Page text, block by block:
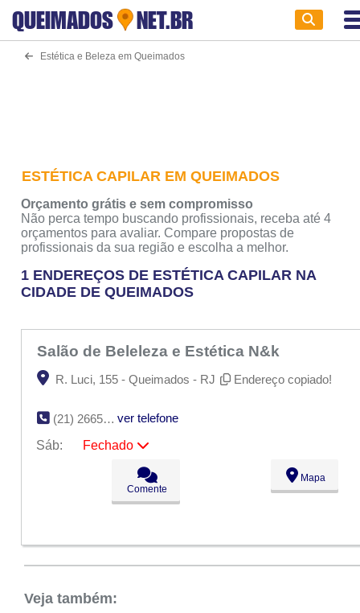
QUEIMADOS NET.BR
Estética e Beleza em Queimados
ESTÉTICA CAPILAR EM QUEIMADOS
Orçamento grátis e sem compromisso
Não perca tempo buscando profissionais, receba até 4
orçamentos para avaliar. Compare propostas de
profissionais da sua região e escolha a melhor.
1 ENDEREÇOS DE ESTÉTICA CAPILAR NA
CIDADE DE QUEIMADOS
Salão de Beleleza e Estética N&k
R. Luci, 155 - Queimados - RJ Endereço copiado!
(21) 2665-8244
ver telefone
Sáb:
Fechado
09:00 - 18:00
09:00 - 18:00
09:00 - 18:00
Comente
Mapa
Veja também: